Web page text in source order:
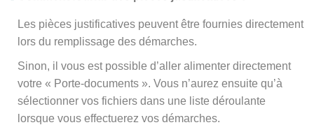
Les pièces justificatives peuvent être fournies directement
lors du remplissage des démarches.
Sinon, il vous est possible d’aller alimenter directement
votre « Porte-documents ». Vous n’aurez ensuite qu’à
sélectionner vos fichiers dans une liste déroulante
lorsque vous effectuerez vos démarches.